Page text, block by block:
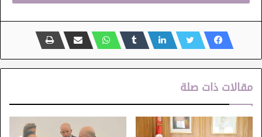
خصوصية بين عدد من المؤسسات الثقافية التونسية مع نظيرتها
الأرمينية في مجالات الموسيقى والرقص الكلاسيكي والسينما،
وفي مجال تبادل الخبرات في ما يخصّ قطاع الحفريّات والترميم،
فضلا عن تشريك الجانب الأرمني في التظاهرات الثقافية
التونسية الكبرى على غرار أيام قرطاج السينمائية وفي فعاليات
مهرجان قرطاج الدولي، وكذلك مشاركة الجانب التونسي في
أنشطة ثقافية وابداعية في أرمينيا.
مقالات ذات صلة